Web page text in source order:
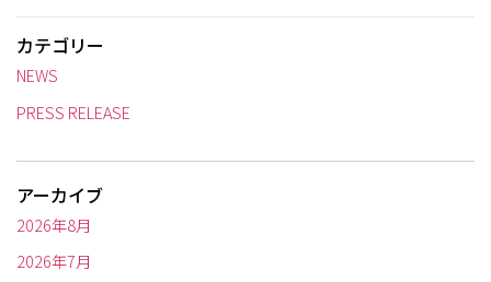
カテゴリー
NEWS
PRESS RELEASE
アーカイブ
2026年8月
2026年7月